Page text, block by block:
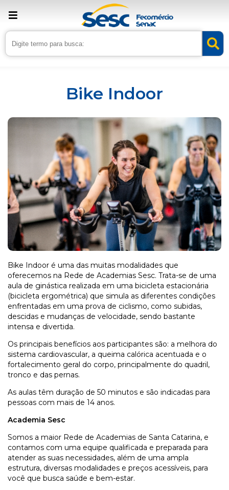
Inicio Serviços Bike Indoor
Bike Indoor
Bike Indoor é uma das muitas modalidades que
oferecemos na Rede de Academias Sesc. Trata-se de uma
aula de ginástica realizada em uma bicicleta estacionária
(bicicleta ergométrica) que simula as diferentes condições
enfrentadas em uma prova de ciclismo, como subidas,
descidas e mudanças de velocidade, sendo bastante
intensa e divertida.
Os principais benefícios aos participantes são: a melhora do
sistema cardiovascular, a queima calórica acentuada e o
fortalecimento geral do corpo, principalmente do quadril,
tronco e das pernas.
As aulas têm duração de 50 minutos e são indicadas para
pessoas com mais de 14 anos.
Academia Sesc
Somos a maior Rede de Academias de Santa Catarina, e
contamos com uma equipe qualificada e preparada para
atender as suas necessidades, além de uma ampla
estrutura, diversas modalidades e preços acessíveis, para
você que busca saúde e bem-estar.